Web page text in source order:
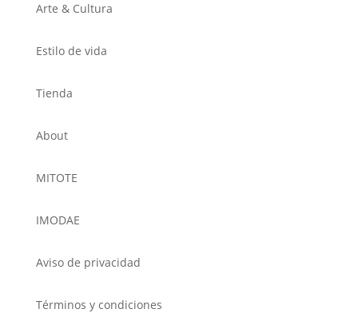
Arte & Cultura
Estilo de vida
Tienda
About
MITOTE
IMODAE
Aviso de privacidad
Términos y condiciones